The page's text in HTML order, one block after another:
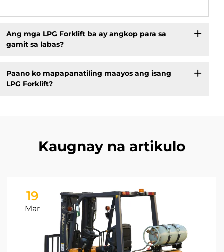
Ang mga LPG Forklift ba ay angkop para sa
gamit sa labas?
Paano ko mapapanatiling maayos ang isang
LPG Forklift?
Kaugnay na artikulo
19
Mar